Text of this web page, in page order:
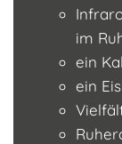
im
ein
ein